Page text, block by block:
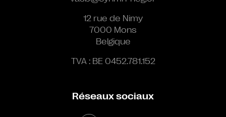
12 rue de Nimy
7000 Mons
Belgique
TVA : BE 0452.781.152
Réseaux sociaux